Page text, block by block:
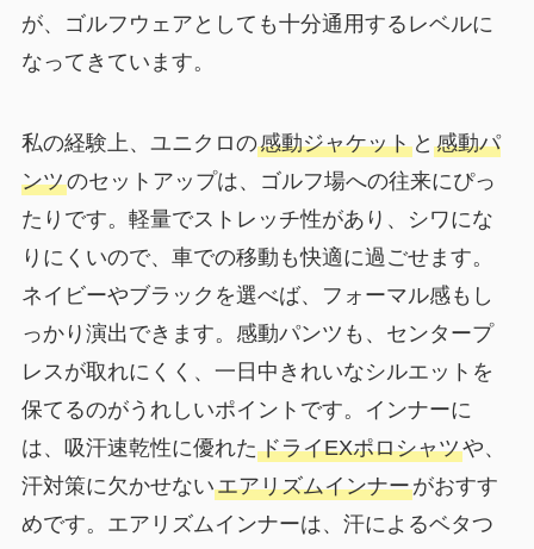
が、ゴルフウェアとしても十分通用するレベルに
なってきています。
私の経験上、ユニクロの感動ジャケットと 感動パ
ンツのセットアップは、ゴルフ場への往来にぴっ
たりです。軽量でストレッチ性があり、シワにな
りにくいので、車での移動も快適に過ごせます。
ネイビーやブラックを選べば、フォーマル感もし
っかり演出できます。感動パンツも、センタープ
レスが取れにくく、一日中きれいなシルエットを
保てるのがうれしいポイントです。インナーに
は、吸汗速乾性に優れたドライEXポロシャツや、
汗対策に欠かせないエアリズムインナーがおすす
めです。エアリズムインナーは、汗によるベタつ